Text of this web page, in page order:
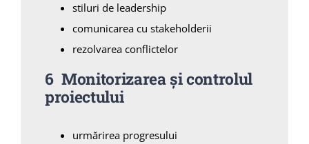
stiluri de leadership
comunicarea cu stakeholderii
rezolvarea conflictelor
6 Monitorizarea și controlul
proiectului
urmărirea progresului